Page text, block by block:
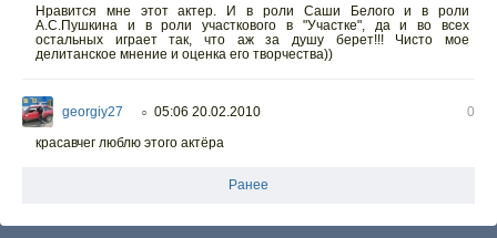
Нравится мне этот актер. И в роли Саши Белого и в роли
А.С.Пушкина и в роли участкового в "Участке", да и во всех
остальных играет так, что аж за душу берет!!! Чисто мое
делитанское мнение и оценка его творчества))
georgiy27 ○ 05:06 20.02.2010
0
красавчег люблю этого актёра
Ранее